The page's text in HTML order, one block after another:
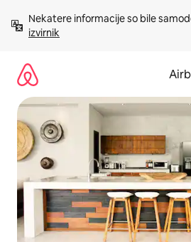
vsebino
Nekatere informacije so bile
izvirnik